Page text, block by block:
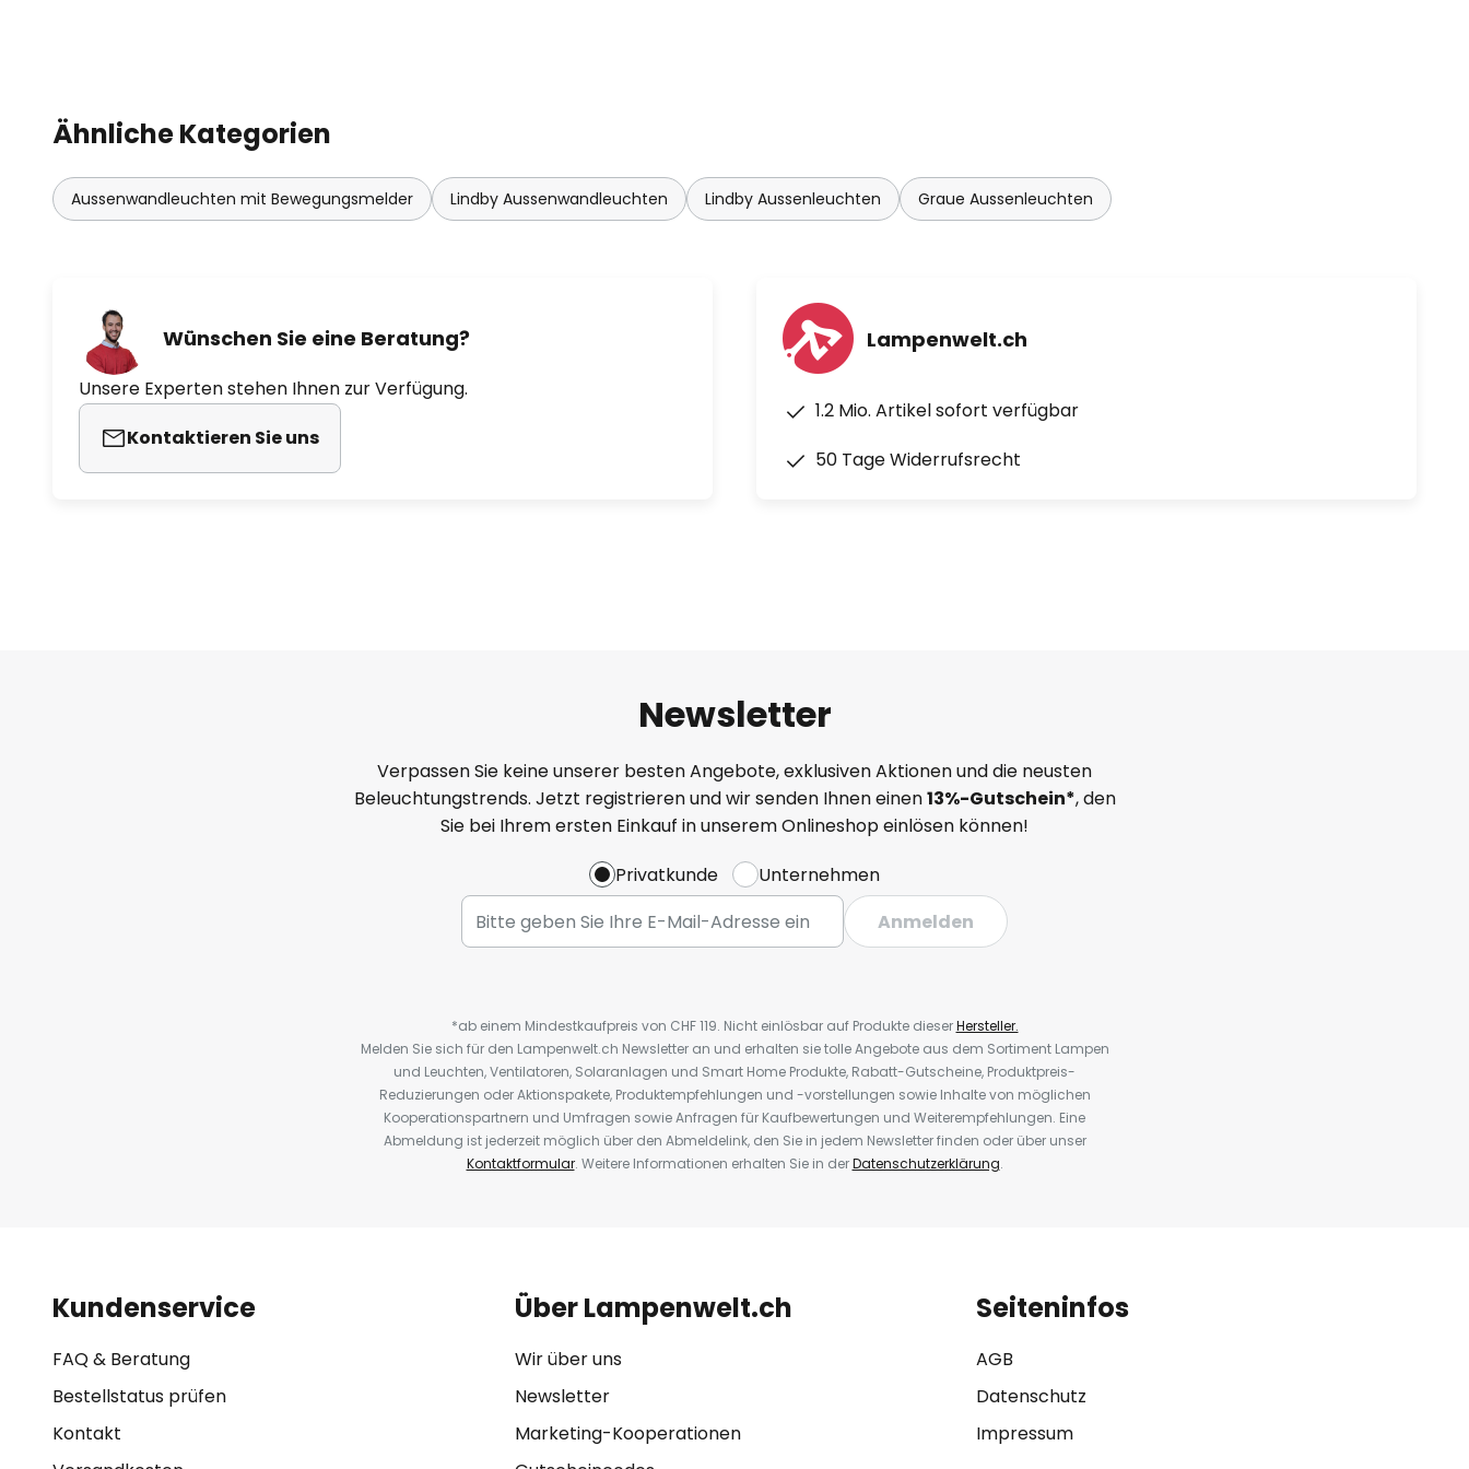
Bewegungsmelder, der eine automatische und energieeffiziente
Sensordaten im Überblick:
Installationshöhe: 1,8 m bis 2,5 m
Leuchtdauer: einstellbar von 10 Sekunden bis 10 Minuten
Helligkeitsschwelle: einstellbar von 2 bis 2000 Lux
Ähnliche Kategorien
Aussenwandleuchten mit Bewegungsmelder Lindby Aussenwandleuchten Lindby Aussenleuchten Graue Aussenleuchten
Wünschen Sie eine Beratung?
Unsere Experten stehen Ihnen zur Verfügung.
Kontaktieren Sie uns
Lampenwelt.ch
1.2 Mio. Artikel sofort verfügbar
50 Tage Widerrufsrecht
Newsletter
Verpassen Sie keine unserer besten Angebote, exklusiven Aktionen und die neusten
Beleuchtungstrends. Jetzt registrieren und wir senden Ihnen einen13%-Gutschein*, den
Sie bei Ihrem ersten Einkauf in unserem Onlineshop einlösen können!
Privatkunde
Unternehmen
Anmelden
*ab einem Mindestkaufpreis von CHF 119. Nicht einlösbar auf Produkte dieserHersteller.
Melden Sie sich für den Lampenwelt.ch Newsletter an und erhalten sie tolle Angebote aus dem Sortiment Lampen
und Leuchten, Ventilatoren, Solaranlagen und Smart Home Produkte, Rabatt-Gutscheine, Produktpreis-
Reduzierungen oder Aktionspakete, Produktempfehlungen und -vorstellungen sowie Inhalte von möglichen
Kooperationspartnern und Umfragen sowie Anfragen für Kaufbewertungen und Weiterempfehlungen. Eine
Abmeldung ist jederzeit möglich über den Abmeldelink, den Sie in jedem Newsletter finden oder über unser
Kontaktformular. Weitere Informationen erhalten Sie in derDatenschutzerklärung.
Kundenservice
FAQ & Beratung
Bestellstatus prüfen
Kontakt
Über Lampenwelt.ch
Wir über uns
Newsletter
Marketing-Kooperationen
Seiteninfos
AGB
Datenschutz
Impressum